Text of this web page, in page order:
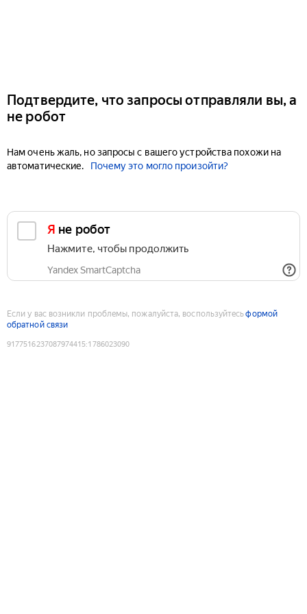
Подтвердите, что запросы отправляли вы, а
не робот
Нам очень жаль, но запросы с вашего устройства похожи на
автоматические.
Почему это могло произойти?
Я не робот
Нажмите, чтобы продолжить
Yandex SmartCaptcha
Если у вас возникли проблемы, пожалуйста, воспользуйтесьформой
обратной связи
9177516237087974415:1786023090